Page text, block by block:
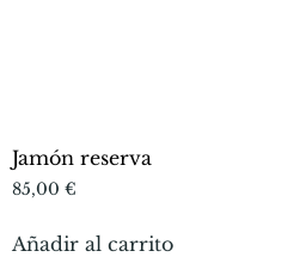
Jamón reserva
85,00 €
Añadir al carrito